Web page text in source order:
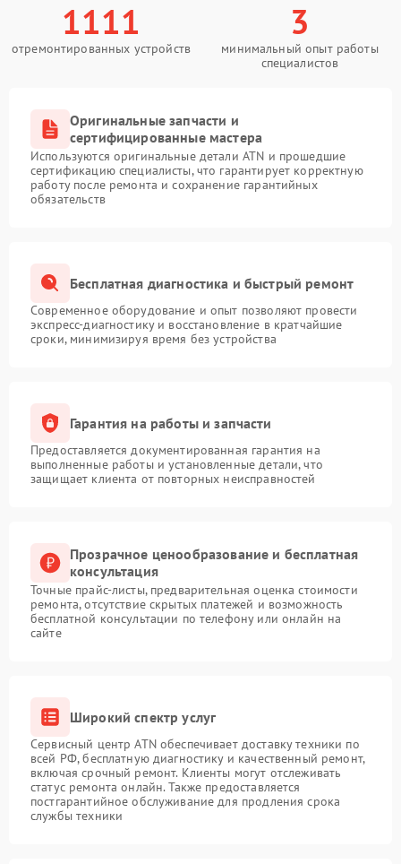
1111
отремонтированных устройств
3
минимальный опыт работы
специалистов
Оригинальные запчасти и
сертифицированные мастера
Используются оригинальные детали ATN и прошедшие
сертификацию специалисты, что гарантирует корректную
работу после ремонта и сохранение гарантийных
обязательств
Бесплатная диагностика и быстрый ремонт
Современное оборудование и опыт позволяют провести
экспресс-диагностику и восстановление в кратчайшие
сроки, минимизируя время без устройства
Гарантия на работы и запчасти
Предоставляется документированная гарантия на
выполненные работы и установленные детали, что
защищает клиента от повторных неисправностей
Прозрачное ценообразование и бесплатная
консультация
Точные прайс-листы, предварительная оценка стоимости
ремонта, отсутствие скрытых платежей и возможность
бесплатной консультации по телефону или онлайн на
сайте
Широкий спектр услуг
Сервисный центр ATN обеспечивает доставку техники по
всей РФ, бесплатную диагностику и качественный ремонт,
включая срочный ремонт. Клиенты могут отслеживать
статус ремонта онлайн. Также предоставляется
постгарантийное обслуживание для продления срока
службы техники